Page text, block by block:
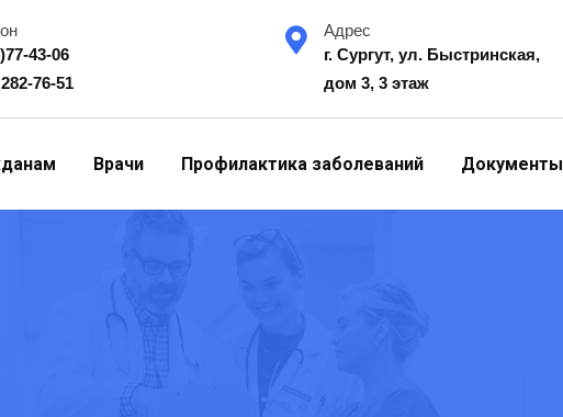
43-06
76-51
Адрес
г. Сургут, ул. Быстринская,
дом 3, 3 этаж
Врачи Профилактика заболеваний Документы